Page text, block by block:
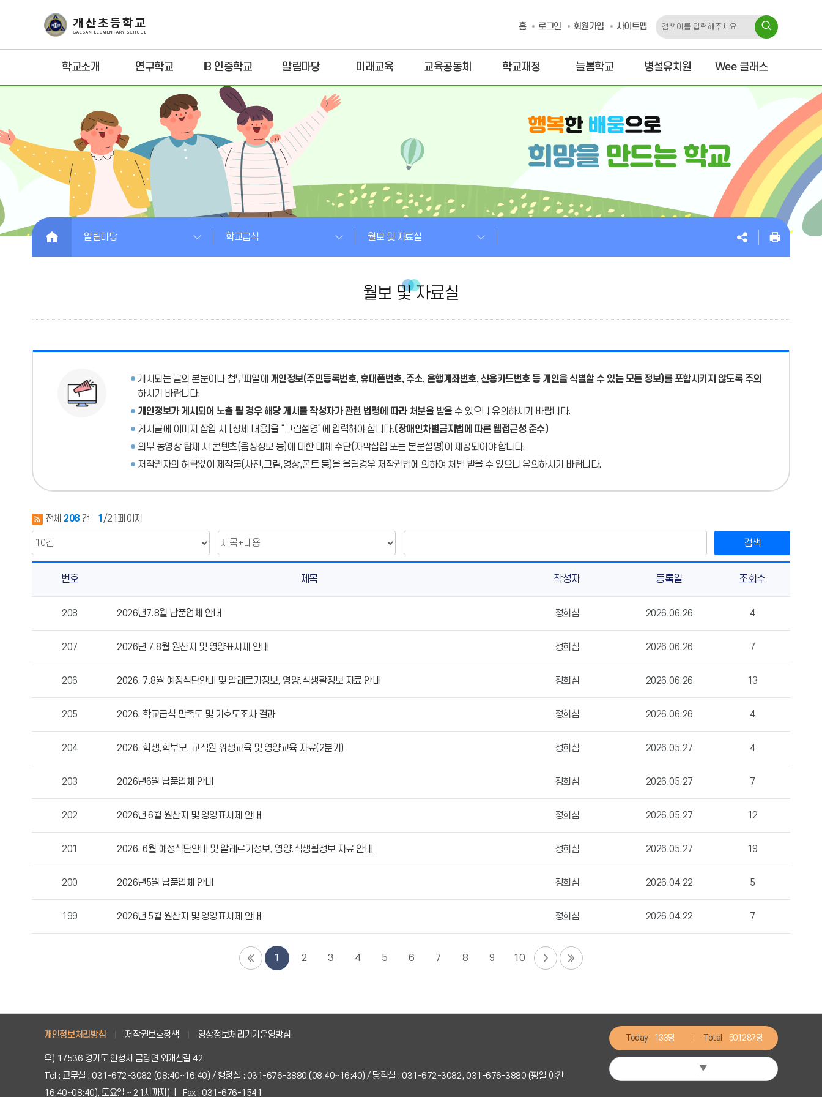
홈 로그인 회원가입 사이트맵
학교소개 연구학교 IB 인증학교 알림마당 미래교육 교육공동체 학교재정 늘봄학교 병설유치원 Wee 클래스
HOME 알림마당 학교급식 월보 및 자료실
월보 및 자료실
게시되는 글의 본문이나 첨부파일에 개인정보(주민등록번호, 휴대폰번호, 주소, 은행계좌번호, 신용카드번호 등 개인을 식별할 수 있는 모든 정보)를 포함시키지 않도록 주의
하시기 바랍니다.
개인정보가 게시되어 노출 될 경우 해당 게시물 작성자가 관련 법령에 따라 처분을 받을 수 있으니 유의하시기 바랍니다.
게시글에 이미지 삽입 시 [상세 내용]을 “그림설명”에 입력해야 합니다.(장애인차별금지법에 따른 웹접근성 준수)
외부 동영상 탑재 시 콘텐츠(음성정보 등)에 대한 대체 수단(자막삽입 또는 본문설명)이 제공되어야 합니다.
저작권자의 허락없이 제작물(사진,그림,영상,폰트 등)을 올릴경우 저작권법에 의하여 처벌 받을 수 있으니 유의하시기 바랍니다.
전체 208 건 1 /21페이지
검색
및
료
호,
록
조
할
번호 제목 작성자 등록일 조회수
208 2026년7.8월 납품업체 안내 정희심 2026.06.26 4
207 2026년 7.8월 원산지 및 영양표시제 안내 정희심 2026.06.26 7
206 2026. 7.8월 예정식단안내 및 알레르기정보, 영양.식생활정보 자료 안내 정희심 2026.06.26 13
205 2026. 학교급식 만족도 및 기호도조사 결과 정희심 2026.06.26 4
204 2026. 학생,학부모, 교직원 위생교육 및 영양교육 자료(2분기) 정희심 2026.05.27 4
203 2026년6월 납품업체 안내 정희심 2026.05.27 7
202 2026년 6월 원산지 및 영양표시제 안내 정희심 2026.05.27 12
201 2026. 6월 예정식단안내 및 알레르기정보, 영양.식생활정보 자료 안내 정희심 2026.05.27 19
200 2026년5월 납품업체 안내 정희심 2026.04.22 5
199 2026년 5월 원산지 및 영양표시제 안내 정희심 2026.04.22 7
1 2 3 4 5 6 7 8 9 10
개인정보처리방침 저작권보호정책 영상정보처리기기운영방침
우) 17536 경기도 안성시 금광면 외개산길 42
Tel : 교무실 : 031-672-3082 (08:40~16:40) / 행정실 : 031-676-3880 (08:40~16:40) / 당직실 : 031-672-3082, 031-676-3880 (평일 야간
16:40~08:40), 토요일 ~ 21시까지) | Fax : 031-676-1541
Today 133명 Total 501287명
▼